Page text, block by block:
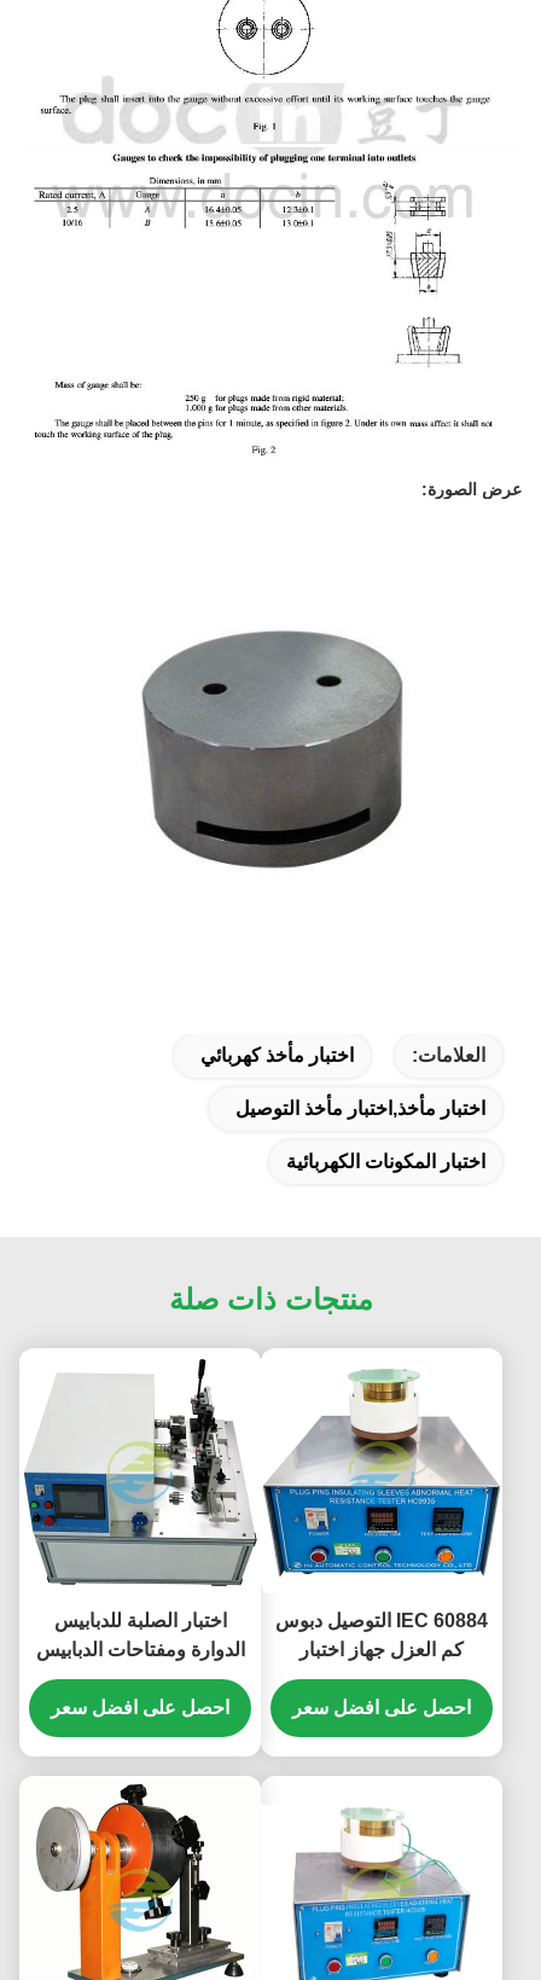
عرض الصورة:
العلامات: اختبار مأخذ كهربائي
اختبار مأخذ,اختبار مأخذ التوصيل
اختبار المكونات الكهربائية
منتجات ذات صلة
IEC 60884 التوصيل دبوس
كم العزل جهاز اختبار
المقاومة للحرارة غير طبيعي
لاختبار الامتثال مقبس
التوصيل
احصل على افضل سعر
اختبار الصلبة للدبابيس
الدوارة ومفتاحات الدبابيس
لاختبار القدرة على الكسر
والعمر التشغيلي
احصل على افضل سعر